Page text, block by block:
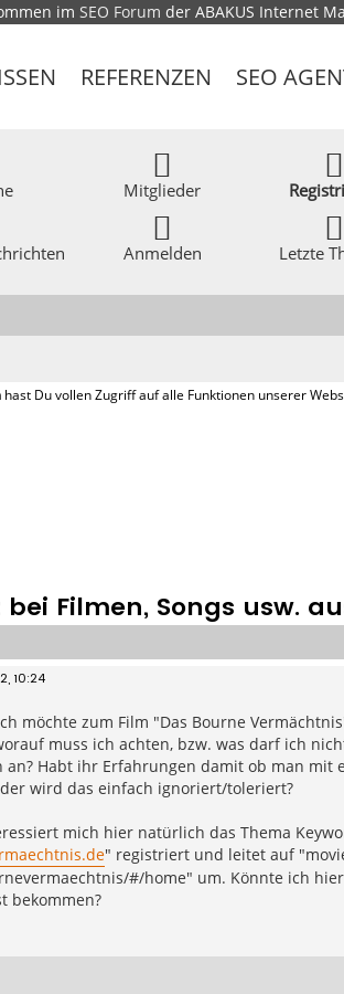
im SEO Forum der ABAKUS Internet
REFERENZEN SEO
Mitglieder
Anmelden Letzte
Filmen, Songs usw.
10:24
möchte zum Film "Das Bourne
muss ich achten, bzw. was darf ich
Habt ihr Erfahrungen damit ob man mit
wird das einfach ignoriert/toleriert?
mich hier natürlich das Thema
" registriert und leitet auf
#/home" um. Könnte ich
bekommen?